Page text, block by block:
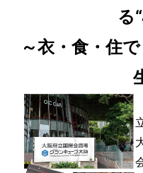
る
～衣・食・住